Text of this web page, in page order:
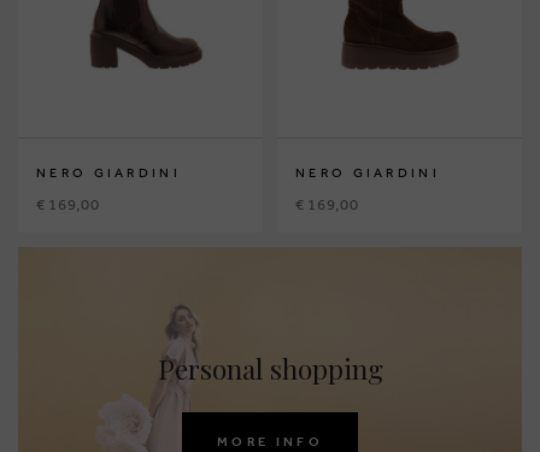
NERO GIARDINI
€ 169,00
NERO GIARDINI
€ 169,00
Personal shopping
MORE INFO